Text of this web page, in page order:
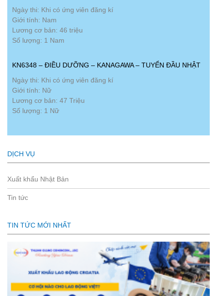
Ngày thi: Khi có ứng viên đăng kí
Giới tính: Nam
Lương cơ bản: 46 triệu
Số lượng: 1 Nam
KN6348 – ĐIỀU DƯỠNG – KANAGAWA – TUYỂN ĐẦU NHẬT
Ngày thi: Khi có ứng viên đăng kí
Giới tính: Nữ
Lương cơ bản: 47 Triệu
Số lượng: 1 Nữ
DỊCH VỤ
Xuất khẩu Nhật Bản
Tin tức
TIN TỨC MỚI NHẤT